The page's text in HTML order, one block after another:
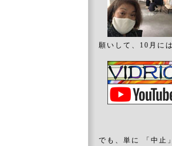
願いして、10月に
でも、単に 「中止